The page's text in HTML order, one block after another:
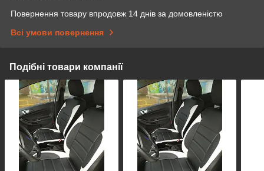
Повернення товару впродовж 14 днів за домовленістю
Всі умови повернення
Подібні товари компанії